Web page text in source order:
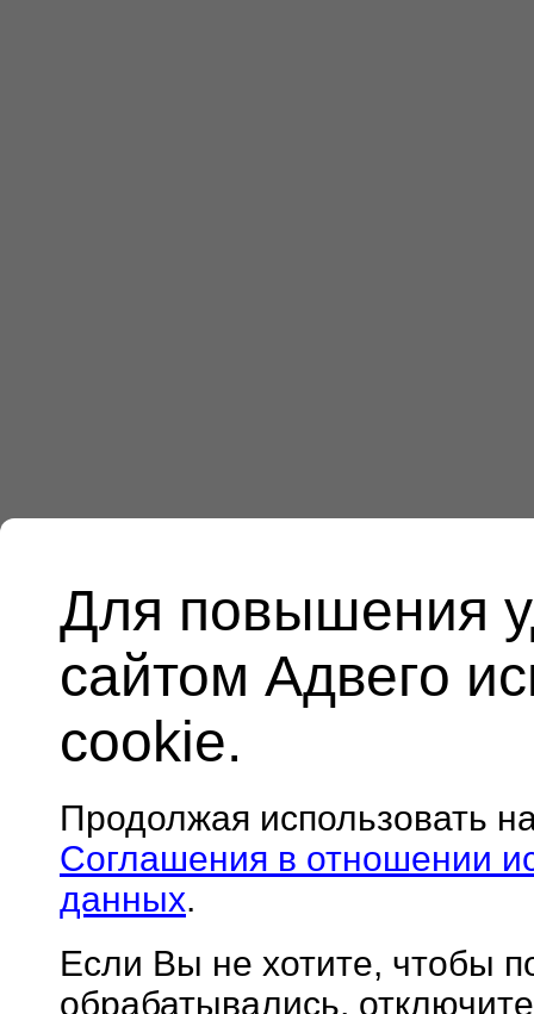
Для повышения
сайтом Адвего
cookie.
Продолжая использовать
Соглашения в отношении
данных.
Если Вы не хотите, чтобы
обрабатывались,